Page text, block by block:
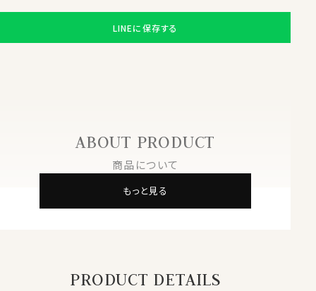
LINEに保存する
ABOUT PRODUCT
商品について
もっと見る
PRODUCT DETAILS